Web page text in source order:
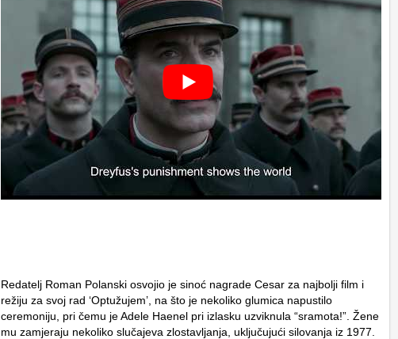
Redatelj Roman Polanski osvojio je sinoć nagrade Cesar za najbolji film i
režiju za svoj rad ‘Optužujem’, na što je nekoliko glumica napustilo
ceremoniju, pri čemu je Adele Haenel pri izlasku uzviknula “sramota!”. Žene
mu zamjeraju nekoliko slučajeva zlostavljanja, uključujući silovanja iz 1977.